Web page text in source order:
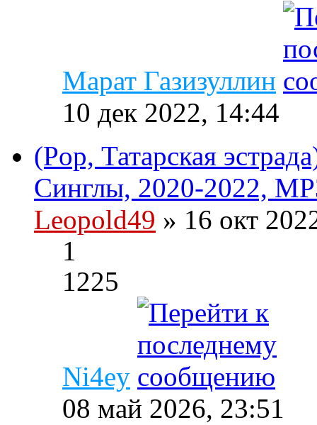
Марат Газизуллин
10 дек 2022, 14:44
(Pop, Татарская
Синглы, 2020-2022,
Leopold49 » 16 окт
1
1225
Ni4ey
08 май 2026, 23:51